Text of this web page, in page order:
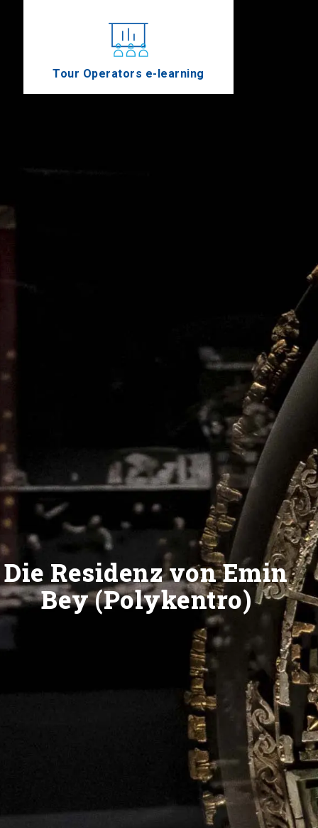
Tour Operators e-learning
Die Residenz von Emin
Bey (Polykentro)